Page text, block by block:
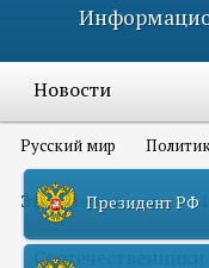
Новости
Русский мир
Это интересно всем
Соотечественники
Президент РФ